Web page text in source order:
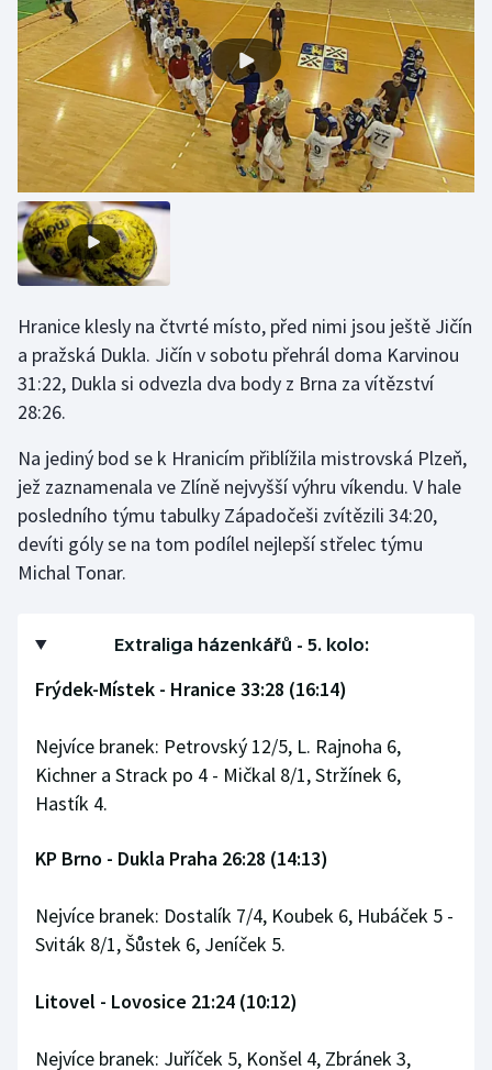
Moderní pětiboj
Motorsport
Olympijské hry
Parasport
Plavání
Plážový volejbal
Ragby
Rychlobruslení
Short track
Sportovní střelba
Triatlon
Veslování
Vodní slalom
Volejbal
Ostatní
Hranice klesly na čtvrté místo, před nimi jsou ještě Jičín
a pražská Dukla. Jičín v sobotu přehrál doma Karvinou
31:22, Dukla si odvezla dva body z Brna za vítězství
28:26.
Na jediný bod se k Hranicím přiblížila mistrovská Plzeň,
jež zaznamenala ve Zlíně nejvyšší výhru víkendu. V hale
posledního týmu tabulky Západočeši zvítězili 34:20,
devíti góly se na tom podílel nejlepší střelec týmu
Michal Tonar.
Extraliga házenkářů - 5. kolo:
Frýdek-Místek - Hranice 33:28 (16:14)
Nejvíce branek: Petrovský 12/5, L. Rajnoha 6,
Kichner a Strack po 4 - Mičkal 8/1, Stržínek 6,
Hastík 4.
KP Brno - Dukla Praha 26:28 (14:13)
Nejvíce branek: Dostalík 7/4, Koubek 6, Hubáček 5 -
Sviták 8/1, Šůstek 6, Jeníček 5.
Litovel - Lovosice 21:24 (10:12)
Nejvíce branek: Juříček 5, Konšel 4, Zbránek 3,